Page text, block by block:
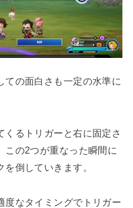
ての面白さも一定の水準に
くるトリガーと右に固定さ
この2つが重なった瞬間に
倒していきます。
度なタイミングでトリガー